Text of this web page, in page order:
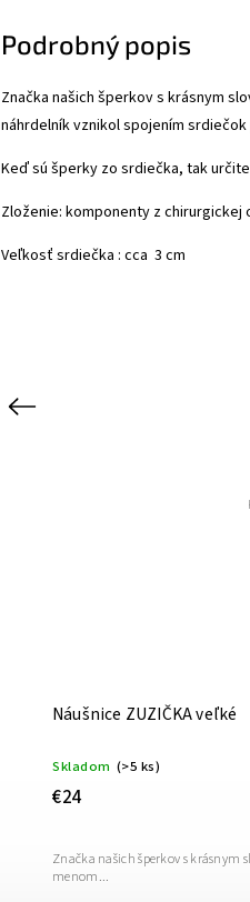
Podrobný popis
Značka našich šperkov s krásnym
náhrdelník vznikol spojením
Keď sú šperky zo srdiečka, tak
Zloženie: komponenty z chirurgickej
Veľkosť srdiečka : cca 3 cm
Previous
Náušnice ZUZIČKA veľké
Skladom (>5 ks)
€24
Značka našich šperkov s krásnym
menom...